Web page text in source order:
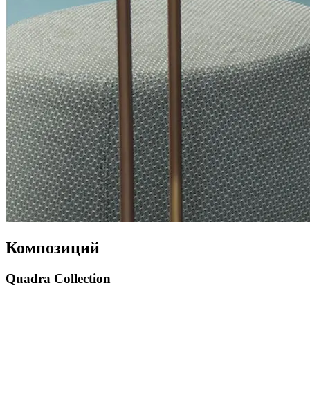
Композиций
Quadra Collection